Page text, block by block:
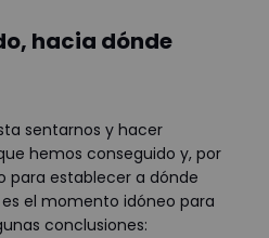
hacia dónde
sentarnos y hacer
hemos conseguido y, por
para establecer a dónde
el momento idóneo para
conclusiones: